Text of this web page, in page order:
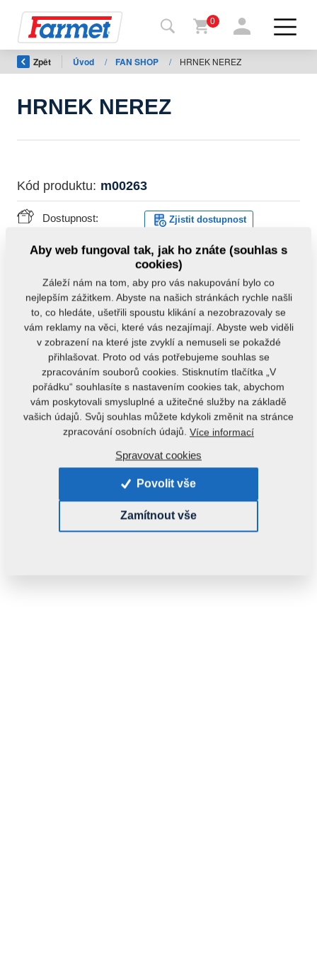
Zpět
na
shop
Moje
stroje
stažení
0
Zpět Úvod / FAN SHOP / HRNEK NEREZ
HRNEK NEREZ
Kód produktu: m00263
Dostupnost: Zjistit dostupnost
Hmotnost: 0,0000 kg
Aby web fungoval tak, jak ho znáte (souhlas s
cookies)
Záleží nám na tom, aby pro vás nakupování bylo co
nejlepším zážitkem. Abyste na našich stránkách rychle našli
to, co hledáte, ušetřili spoustu klikání a nezobrazovaly se
vám reklamy na věci, které vás nezajímají. Abyste web viděli
v zobrazení na které jste zvyklí a nemuseli se pokaždé
přihlašovat. Proto od vás potřebujeme souhlas se
zpracováním souborů cookies. Stisknutím tlačítka „V
pořádku“ souhlasíte s nastavením cookies tak, abychom
vám poskytovali smysluplné a užitečné služby na základě
vašich údajů. Svůj souhlas můžete kdykoli změnit na stránce
zpracování osobních údajů. Více informací
Spravovat cookies
Povolit vše
Zamítnout vše